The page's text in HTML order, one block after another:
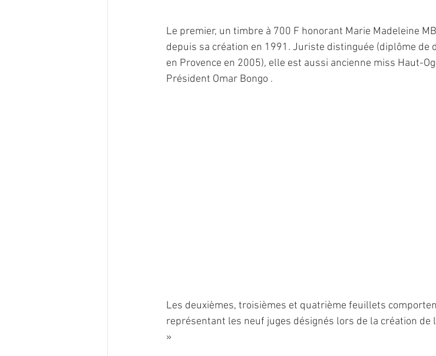
Le premier, un timbre à 700 F honorant Marie Madeleine
depuis sa création en 1991. Juriste distinguée (diplôme de
en Provence en 2005), elle est aussi ancienne miss Haut-
Président Omar Bongo .
Les deuxièmes, troisièmes et quatrième feuillets
représentant les neuf juges désignés lors de la création de
»